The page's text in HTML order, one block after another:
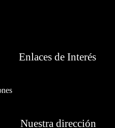
Enlaces de Interés
Nuestra dirección